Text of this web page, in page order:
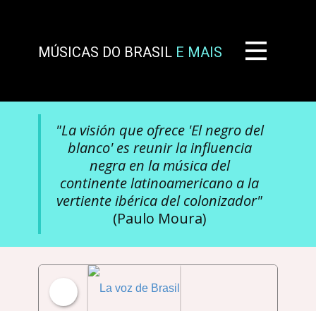
MÚSICAS DO BRASIL E MAIS
"La visión que ofrece 'El negro del
blanco' es reunir la influencia
negra en la música del
continente latinoamericano a la
vertiente ibérica del colonizador"
(Paulo Moura)